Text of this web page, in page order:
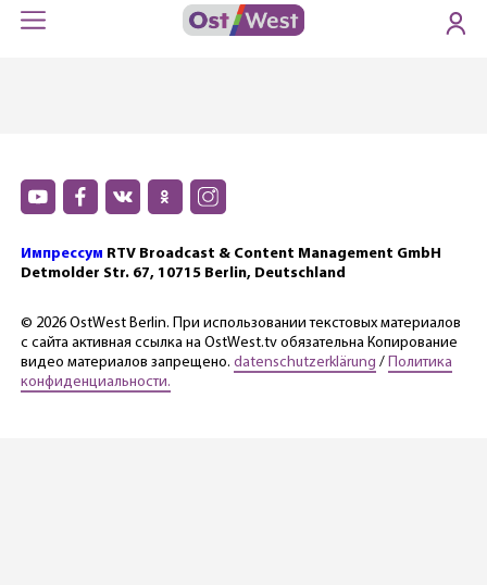
Импрессум RTV Broadcast & Content Management GmbH
Detmolder Str. 67, 10715 Berlin, Deutschland
© 2026 OstWest Berlin. При использовании текстовых материалов
с сайта активная ссылка на OstWest.tv обязательна Копирование
видео материалов запрещено. datenschutzerklärung / Политика
конфиденциальности.